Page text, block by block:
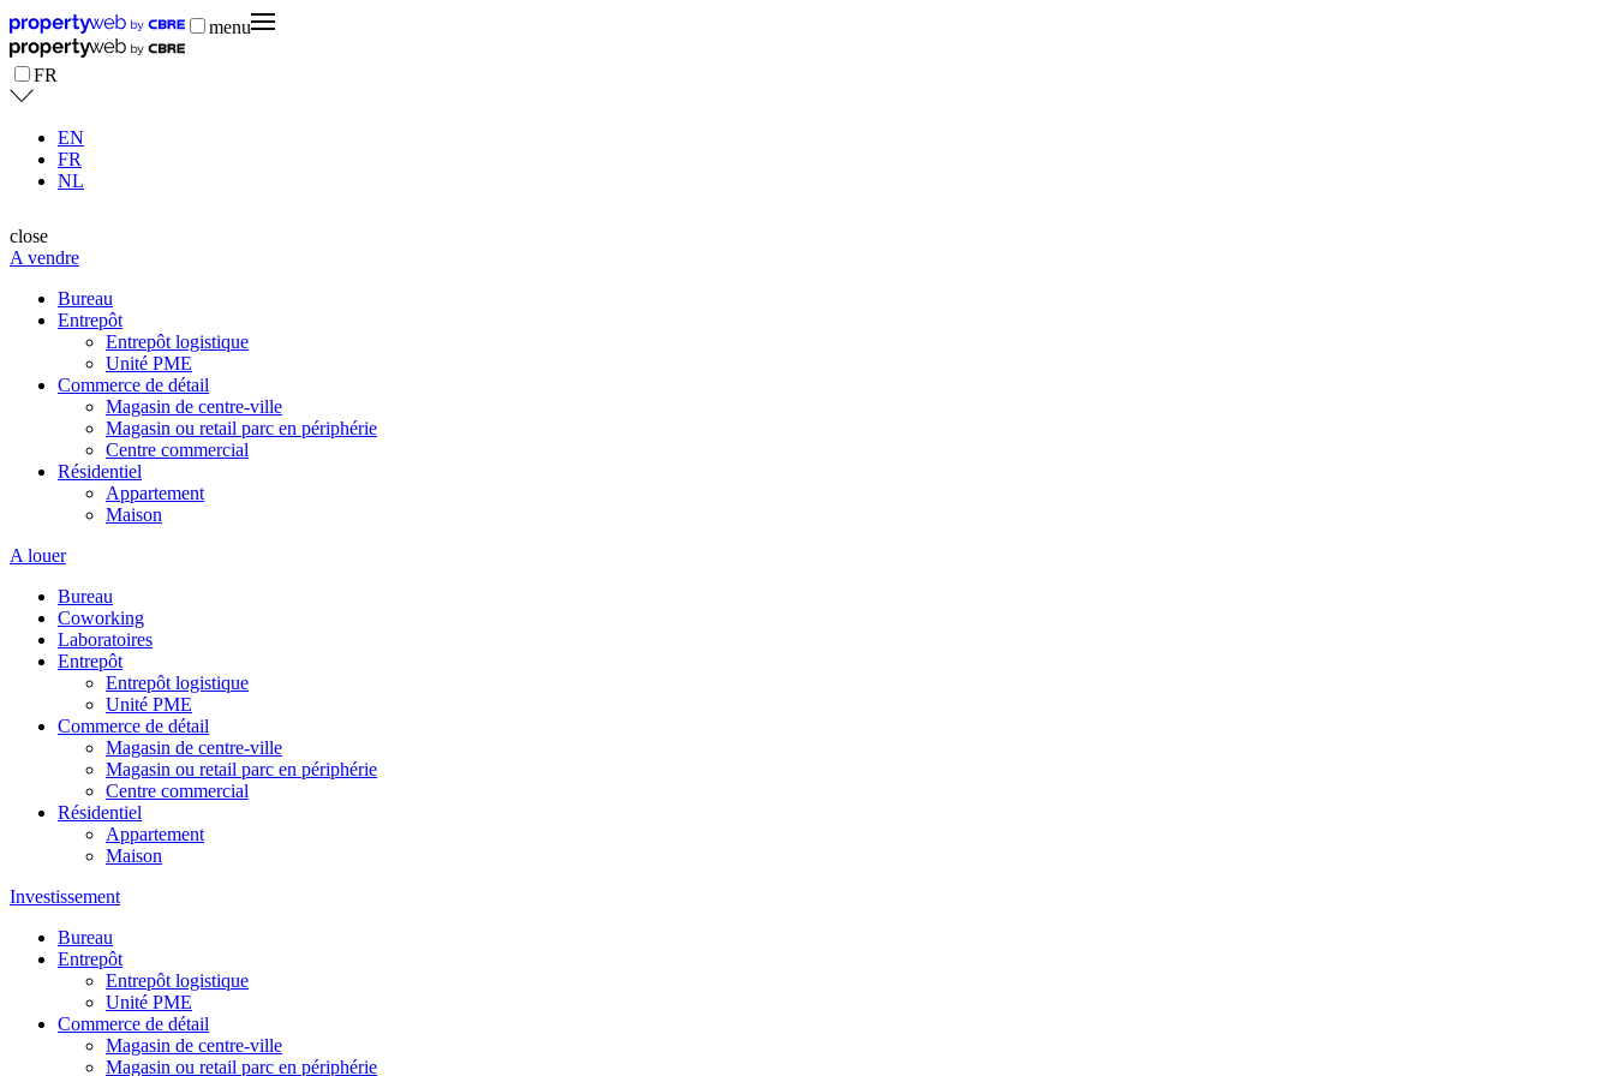
menu
FR
EN
FR
NL
close
A vendre
Bureau
Entrepôt
Entrepôt logistique
Unité PME
Commerce de détail
Magasin de centre-ville
Magasin ou retail parc en périphérie
Centre commercial
Résidentiel
Appartement
Maison
A louer
Bureau
Coworking
Laboratoires
Entrepôt
Entrepôt logistique
Unité PME
Commerce de détail
Magasin de centre-ville
Magasin ou retail parc en périphérie
Centre commercial
Résidentiel
Appartement
Maison
Investissement
Bureau
Entrepôt
Entrepôt logistique
Unité PME
Commerce de détail
Magasin de centre-ville
Magasin ou retail parc en périphérie